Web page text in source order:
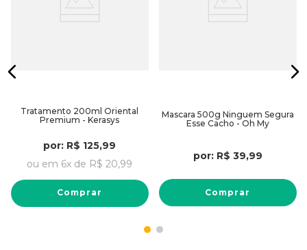
Tratamento 200ml Oriental
Premium - Kerasys
por: R$ 125,99
ou em 6x de R$ 20,99
Comprar
Mascara 500g Ninguem Segura
Esse Cacho - Oh My
por: R$ 39,99
Comprar